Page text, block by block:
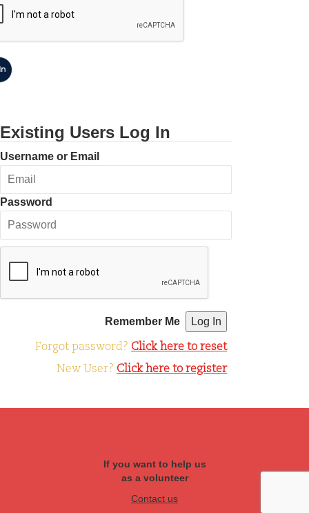
Existing Users Log In
Username or Email
Password
Remember Me
Forgot password? Click here to reset
New User? Click here to register
If you want to help us
as a volunteer
Contact us